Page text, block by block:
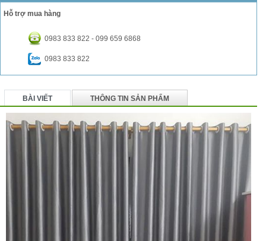
Hỗ trợ mua hàng
0983 833 822 - 099 659 6868
0983 833 822
BÀI VIẾT THÔNG TIN SẢN PHẨM